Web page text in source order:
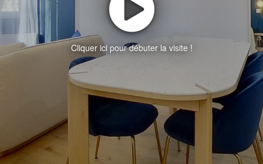
Cliquer ici pour débuter la visite !